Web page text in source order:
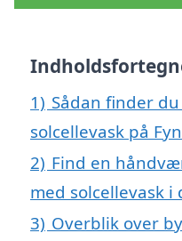
1) Sådan finder
solcellevask på Fyn
2) Find en
med solcellevask i
3) Overblik over